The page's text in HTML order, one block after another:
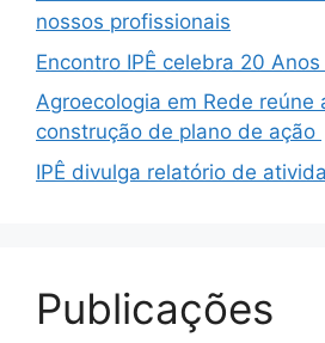
nossos profissionais
Encontro IPÊ celebra 20
Agroecologia em Rede reúne
construção de plano de ação
IPÊ divulga relatório de
Publicações